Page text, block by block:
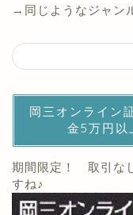
→同じようなジャン
岡三オンライン
金5万円以
期間限定！ 取引な
すね♪